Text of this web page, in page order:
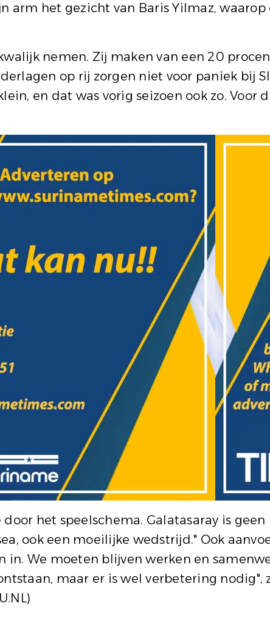
arm het gezicht van Baris Yilmaz,
nemen. Zij maken van een 20
op rij zorgen niet voor paniek bij
en dat was vorig seizoen ook zo.
het speelschema. Galatasaray is
ook een moeilijke wedstrijd." Ook
in. We moeten blijven werken en
maar er is wel verbetering